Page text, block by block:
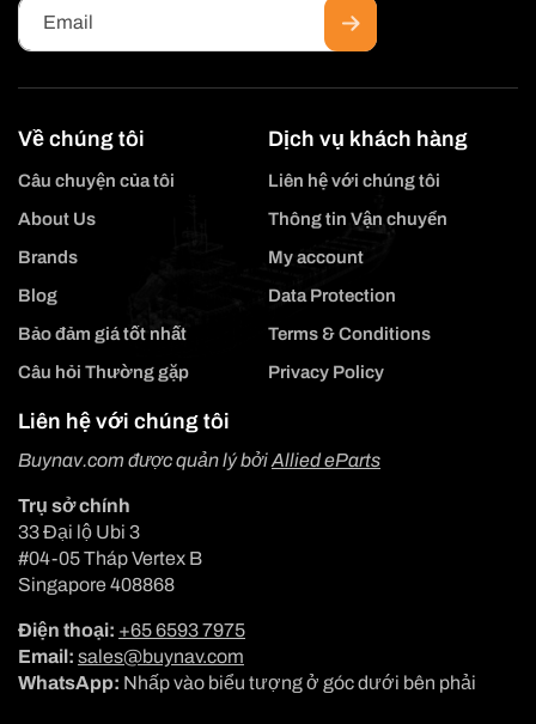
Email
Về chúng tôi
Câu chuyện của tôi
About Us
Brands
Blog
Bảo đảm giá tốt nhất
Câu hỏi Thường gặp
Dịch vụ khách hàng
Liên hệ với chúng tôi
Thông tin Vận chuyển
My account
Data Protection
Terms & Conditions
Privacy Policy
Liên hệ với chúng tôi
Buynav.com được quản lý bởiAllied eParts
Trụ sở chính
33 Đại lộ Ubi 3
#04-05 Tháp Vertex B
Singapore 408868
Điện thoại: +65 6593 7975
Email: sales@buynav.com
WhatsApp: Nhấp vào biểu tượng ở góc dưới bên phải